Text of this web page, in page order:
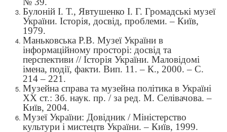
Булоній І. Т., Явтушенко І. Г. Громадські музеї
України. Історія, досвід, проблеми. – Київ,
1979.
Маньковська Р.В. Музеї України в
інформаційному просторі: досвід та
перспективи // Історія України. Маловідомі
імена, події, факти. Вип. 11. – К., 2000. – С.
214 – 221.
Музейна справа та музейна політика в Україні
ХХ ст.: Зб. наук. пр. / за ред. М. Селівачова. –
Київ, 2004.
Музеї України: Довідник / Міністерство
культури і мистецтв України. – Київ, 1999.